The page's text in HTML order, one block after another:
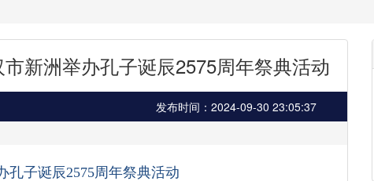
新洲举办孔子诞辰2575周年祭典活动
发布时间：2024-09-30 23:05:37
孔子诞辰2575周年祭典活动